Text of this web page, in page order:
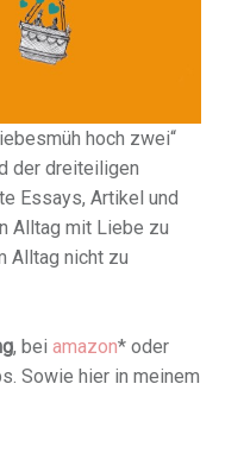
hoch zwei“
der dreiteiligen
Essays, Artikel und
Alltag mit Liebe zu
Alltag nicht zu
, bei amazon* oder
Sowie hier in meinem